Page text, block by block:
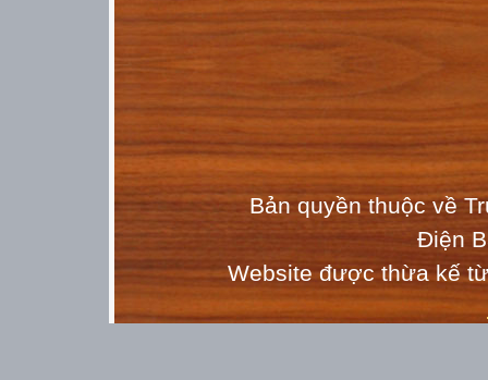
Bản quyền thuộc về
Điện
Website được thừa kế